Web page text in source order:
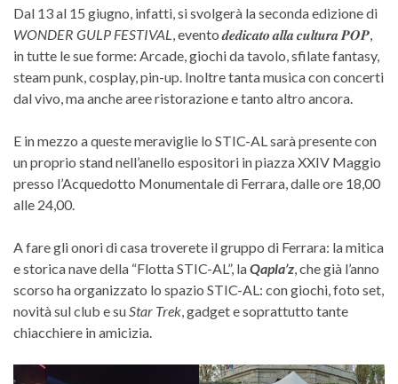
Dal 13 al 15 giugno, infatti, si svolgerà la seconda edizione di
WONDER GULP FESTIVAL , evento 𝒅𝒆𝒅𝒊𝒄𝒂𝒕𝒐 𝒂𝒍𝒍𝒂 𝒄𝒖𝒍𝒕𝒖𝒓𝒂 𝑷𝑶𝑷,
in tutte le sue forme: Arcade, giochi da tavolo, sfilate fantasy,
steam punk, cosplay, pin-up. Inoltre tanta musica con concerti
dal vivo, ma anche aree ristorazione e tanto altro ancora.
E in mezzo a queste meraviglie lo STIC-AL sarà presente con
un proprio stand nell’anello espositori in piazza XXIV Maggio
presso l’Acquedotto Monumentale di Ferrara, dalle ore 18,00
alle 24,00.
A fare gli onori di casa troverete il gruppo di Ferrara: la mitica
e storica nave della “Flotta STIC-AL”, laQapla’z , che già l’anno
scorso ha organizzato lo spazio STIC-AL: con giochi, foto set,
novità sul club e su Star Trek , gadget e soprattutto tante
chiacchiere in amicizia.